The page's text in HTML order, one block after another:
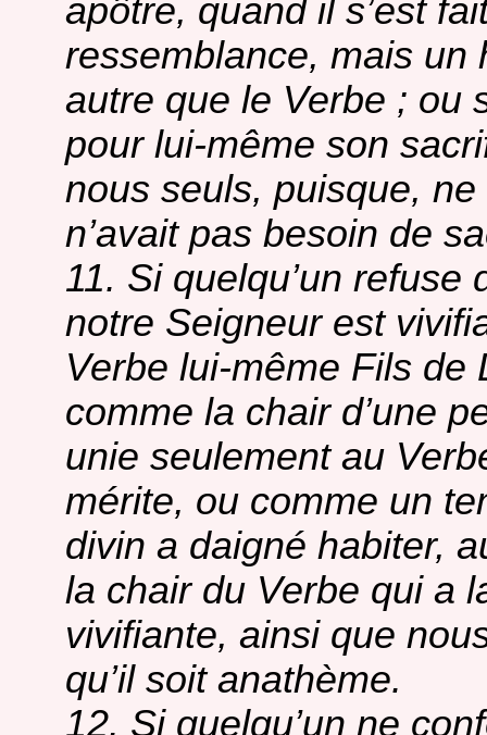
apôtre, quand il s’est
ressemblance, mais un
autre que le Verbe ; ou
pour lui-même son
nous seuls, puisque,
n’avait pas besoin de
11. Si quelqu’un
notre Seigneur est
Verbe lui-même Fils de
comme la chair d’une
unie seulement au
mérite, ou comme un
divin a daigné habiter,
la chair du Verbe qui a
vivifiante, ainsi que
qu’il soit anathème.
12. Si quelqu’un ne